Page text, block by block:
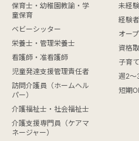
保育士・幼稚園教諭・学
童保育
ベビーシッター
栄養士・管理栄養士
看護師・准看護師
児童発達支援管理責任者
訪問介護員（ホームヘル
パー）
介護福祉士・社会福祉士
介護支援専門員（ケアマ
ネージャー）
未経
経験
オー
資格
子育
週2～
短期